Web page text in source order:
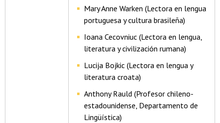
Mary Anne Warken (Lectora en lengua
portuguesa y cultura brasileña)
Ioana Cecovniuc (Lectora en lengua,
literatura y civilización rumana)
Lucija Bojkic (Lectora en lengua y
literatura croata)
Anthony Rauld (Profesor chileno-
estadounidense, Departamento de
Lingüística)